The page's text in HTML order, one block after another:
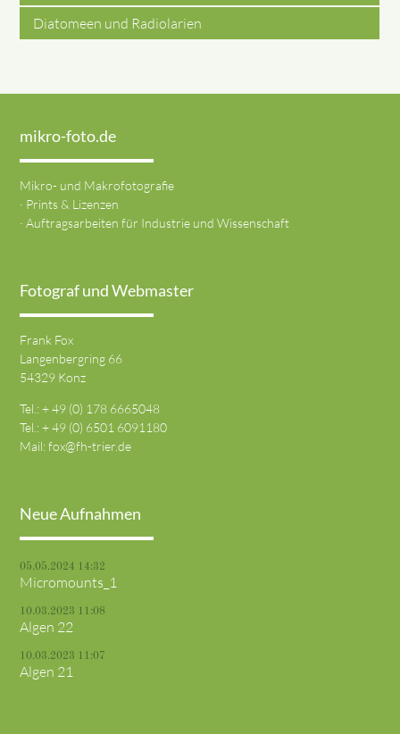
Diatomeen und Radiolarien
mikro-foto.de
Mikro- und Makrofotografie
· Prints & Lizenzen
· Auftragsarbeiten für Industrie und Wissenschaft
Fotograf und Webmaster
Frank Fox
Langenbergring 66
54329 Konz
Tel.: + 49 (0) 178 6665048
Tel.: + 49 (0) 6501 6091180
Mail:fox@fh-trier.de
Neue Aufnahmen
05.05.2024 14:32
Micromounts_1
10.03.2023 11:08
Algen 22
10.03.2023 11:07
Algen 21